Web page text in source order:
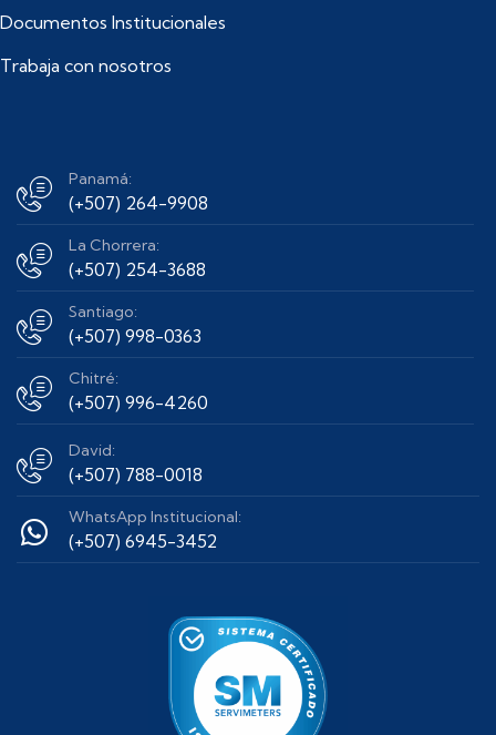
Documentos Institucionales
Trabaja con nosotros
Panamá:
(+507) 264-9908
La Chorrera:
(+507) 254-3688
Santiago:
(+507) 998-0363
Chitré:
(+507) 996-4260
David:
(+507) 788-0018
WhatsApp Institucional:
(+507) 6945-3452